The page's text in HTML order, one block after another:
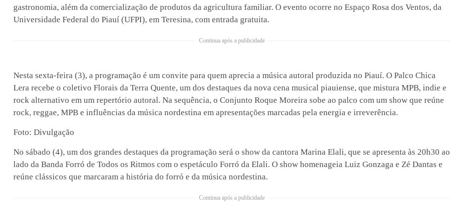
gastronomia, além da comercialização de produtos da agricultura familiar. O evento ocorre no Espaço Rosa dos Ventos, da
Universidade Federal do Piauí (UFPI), em Teresina, com entrada gratuita.
Continua após a publicidade
Nesta sexta-feira (3), a programação é um convite para quem aprecia a música autoral produzida no Piauí. O Palco Chica
Lera recebe o coletivo Florais da Terra Quente, um dos destaques da nova cena musical piauiense, que mistura MPB, indie e
rock alternativo em um repertório autoral. Na sequência, o Conjunto Roque Moreira sobe ao palco com um show que reúne
rock, reggae, MPB e influências da música nordestina em apresentações marcadas pela energia e irreverência.
Foto: Divulgação
No sábado (4), um dos grandes destaques da programação será o show da cantora Marina Elali, que se apresenta às 20h30 ao
lado da Banda Forró de Todos os Ritmos com o espetáculo Forró da Elali. O show homenageia Luiz Gonzaga e Zé Dantas e
reúne clássicos que marcaram a história do forró e da música nordestina.
Continua após a publicidade